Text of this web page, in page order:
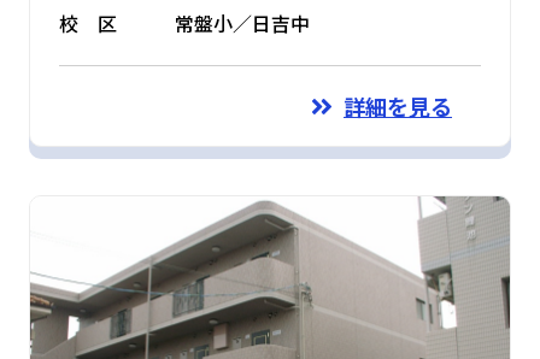
校 区
常盤小／日吉中
詳細を見る